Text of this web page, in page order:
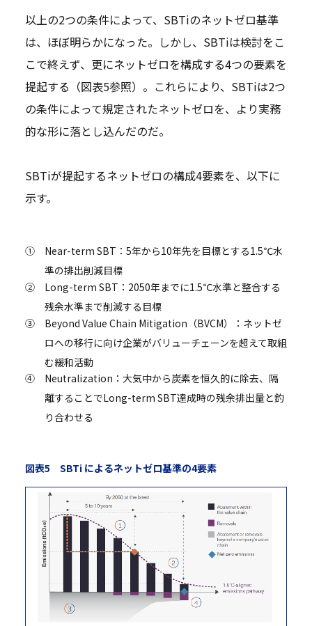
以上の2つの条件によって、SBTiのネットゼロ基準
は、ほぼ明らかになった。しかし、SBTiは検討をこ
こで終えず、更にネットゼロを構成する4つの要素を
提起する（図表5参照）。これらにより、SBTiは2つ
の条件によって規定されたネットゼロを、より実務
的な形に落とし込んだのだ。
SBTiが提起するネットゼロの構成4要素を、以下に
示す。
①
Near-term SBT：5年から10年先を目標とする1.5℃水
準の排出削減目標
②
Long-term SBT：2050年までに1.5℃水準と整合する
残余水準まで削減する目標
③
Beyond Value Chain Mitigation（BVCM）：ネットゼ
ロへの移行に向け企業がバリューチェーンを超えて取組
む緩和活動
④
Neutralization：大気中から炭素を恒久的に除去、隔
離することでLong-term SBT達成時の残余排出量と釣
り合わせる
図表5 SBTi によるネットゼロ基準の4要素